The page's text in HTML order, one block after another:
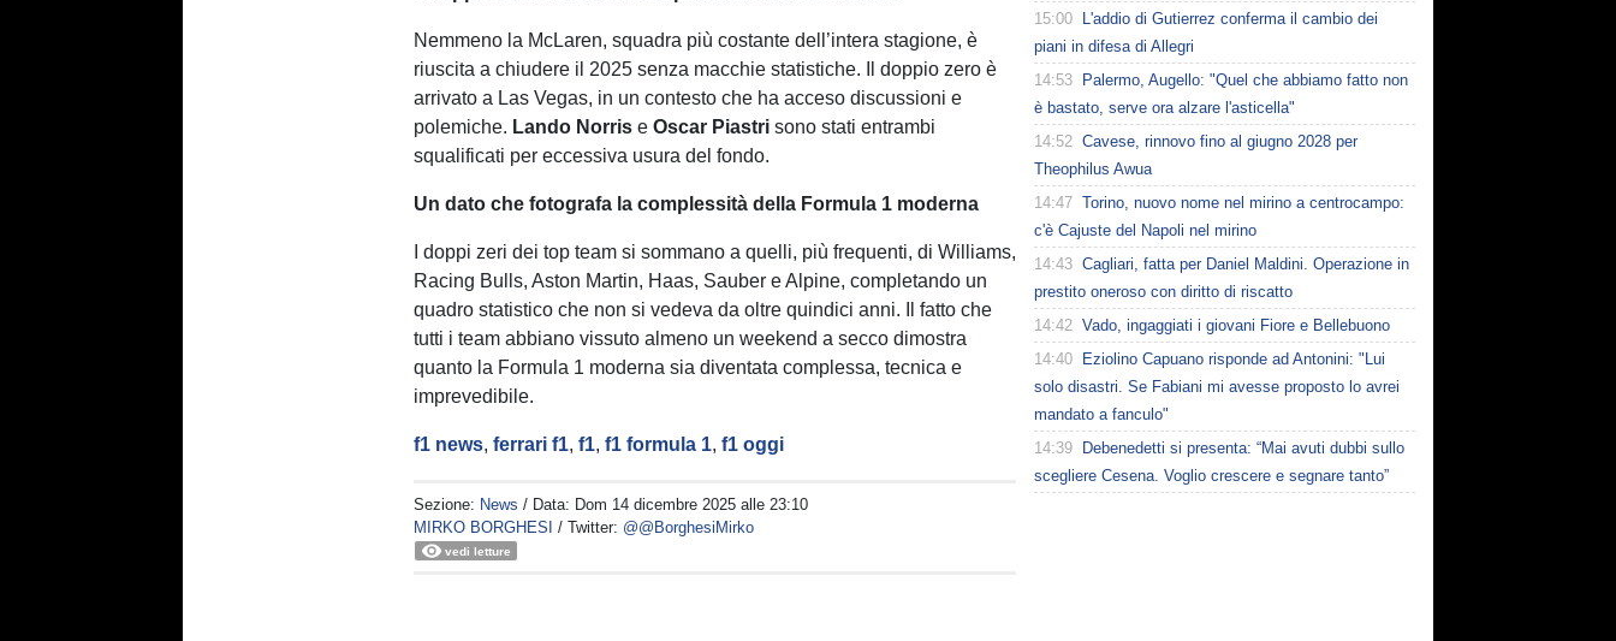
Nemmeno la McLaren, squadra più costante dell’intera stagione, è
riuscita a chiudere il 2025 senza macchie statistiche. Il doppio zero è
arrivato a Las Vegas, in un contesto che ha acceso discussioni e
polemiche. Lando Norris eOscar Piastri sono stati entrambi
squalificati per eccessiva usura del fondo.
Un dato che fotografa la complessità della Formula 1 moderna
I doppi zeri dei top team si sommano a quelli, più frequenti, di Williams,
Racing Bulls, Aston Martin, Haas, Sauber e Alpine, completando un
quadro statistico che non si vedeva da oltre quindici anni. Il fatto che
tutti i team abbiano vissuto almeno un weekend a secco dimostra
quanto la Formula 1 moderna sia diventata complessa, tecnica e
imprevedibile.
f1 news,ferrari f1,f1,f1 formula 1,f1 oggi
Sezione: News / Data: Dom 14 dicembre 2025 alle 23:10
MIRKO BORGHESI
/ Twitter: @@BorghesiMirko
vedi letture
15:00
L'addio di Gutierrez conferma il cambio dei
piani in difesa di Allegri
14:53
Palermo, Augello: "Quel che abbiamo fatto non
è bastato, serve ora alzare l'asticella"
14:52 Cavese, rinnovo fino al giugno 2028 per
Theophilus Awua
14:47 Torino, nuovo nome nel mirino a centrocampo:
c'è Cajuste del Napoli nel mirino
14:43 Cagliari, fatta per Daniel Maldini. Operazione in
prestito oneroso con diritto di riscatto
14:42 Vado, ingaggiati i giovani Fiore e Bellebuono
14:40
Eziolino Capuano risponde ad Antonini: "Lui
solo disastri. Se Fabiani mi avesse proposto lo avrei
mandato a fanculo"
14:39
Debenedetti si presenta: “Mai avuti dubbi sullo
scegliere Cesena. Voglio crescere e segnare tanto”